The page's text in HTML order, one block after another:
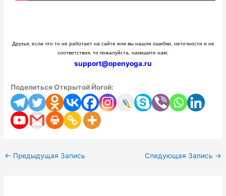
Друзья, если что то не работает на сайте или вы нашли ошибки, неточности и не
соответствия, то пожалуйста, напишите нам:
support@openyoga.ru
Поделиться Открытой Йогой:
← Предыдущая Запись Следующая Запись →